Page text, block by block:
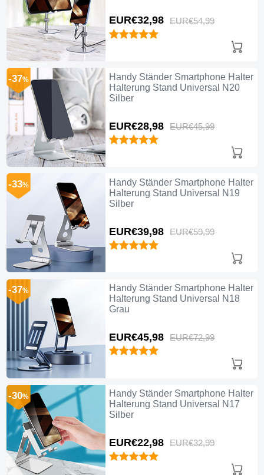
EUR€32,98 EUR€54,99
Handy Ständer Smartphone Halter
Halterung Stand Universal N20
Silber
EUR€28,98 EUR€45,99
-37%
Handy Ständer Smartphone Halter
Halterung Stand Universal N19
Silber
EUR€39,98 EUR€59,99
-33%
Handy Ständer Smartphone Halter
Halterung Stand Universal N18
Grau
EUR€45,98 EUR€72,99
-37%
Handy Ständer Smartphone Halter
Halterung Stand Universal N17
Silber
EUR€22,98 EUR€32,99
-30%